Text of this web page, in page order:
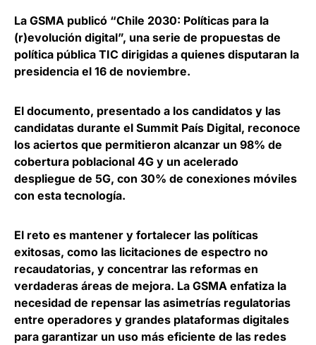
La GSMA publicó “Chile 2030: Políticas para la
(r)evolución digital”, una serie de propuestas de
política pública TIC dirigidas a quienes disputaran la
presidencia el 16 de noviembre.
El documento, presentado a los candidatos y las
candidatas durante el Summit País Digital, reconoce
los aciertos que permitieron alcanzar un 98% de
cobertura poblacional 4G y un acelerado
despliegue de 5G, con 30% de conexiones móviles
con esta tecnología.
El reto es mantener y fortalecer las políticas
exitosas, como las licitaciones de espectro no
recaudatorias, y concentrar las reformas en
verdaderas áreas de mejora. La GSMA enfatiza la
necesidad de repensar las asimetrías regulatorias
entre operadores y grandes plataformas digitales
para garantizar un uso más eficiente de las redes